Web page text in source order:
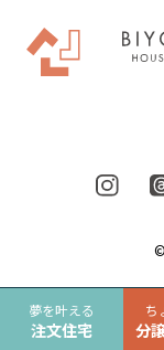
夢を叶える
注文住宅
ち
分